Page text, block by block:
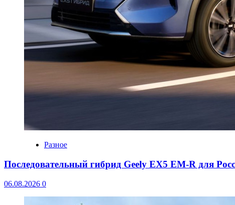
Разное
Последовательный гибрид Geely EX5 EM-R для
06.08.2026 0